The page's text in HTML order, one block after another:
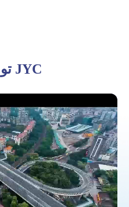
تواصل مع JYC